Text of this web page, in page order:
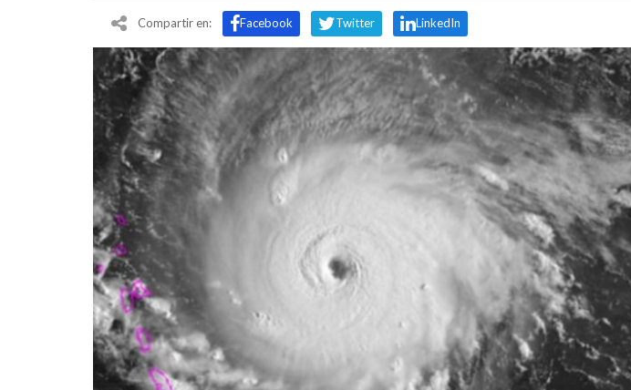
Compartir en: Facebook Twitter LinkedIn